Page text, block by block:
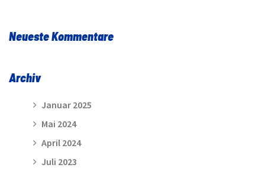
Neueste Kommentare
Archiv
Januar 2025
Mai 2024
April 2024
Juli 2023